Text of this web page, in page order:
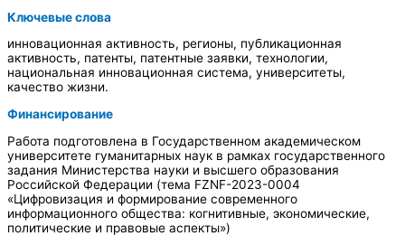
Ключевые слова
инновационная активность, регионы, публикационная
активность, патенты, патентные заявки, технологии,
национальная инновационная система, университеты,
качество жизни.
Финансирование
Работа подготовлена в Государственном академическом
университете гуманитарных наук в рамках государственного
задания Министерства науки и высшего образования
Российской Федерации (тема FZNF-2023-0004
«Цифровизация и формирование современного
информационного общества: когнитивные, экономические,
политические и правовые аспекты»)